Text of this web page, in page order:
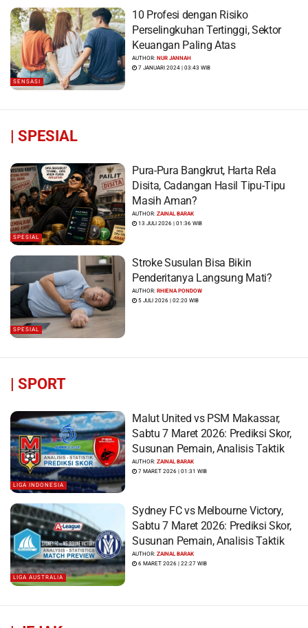
SENSASI
10 Profesi dengan Risiko
Perselingkuhan Tertinggi, Sektor
Keuangan Paling Atas
AUTHOR:NUR JANNAH
7 JANUARI 2024 | 03:43 WIB
| SPESIAL
SPESIAL
Pura-Pura Bangkrut, Harta Rela
Disita, Cadangan Hasil Tipu-Tipu
Masih Aman?
AUTHOR:ZAINAL BARAK
13 JULI 2026 | 01:36 WIB
SPESIAL
Stroke Susulan Bisa Bikin
Penderitanya Langsung Mati?
AUTHOR:RHIENA PONDOW
5 JULI 2026 | 02:20 WIB
| SPORT
LIGA INDONESIA
Malut United vs PSM Makassar,
Sabtu 7 Maret 2026: Prediksi Skor,
Susunan Pemain, Analisis Taktik
AUTHOR:ZAINAL BARAK
7 MARET 2026 | 01:31 WIB
LIGA AUSTRALIA
Sydney FC vs Melbourne Victory,
Sabtu 7 Maret 2026: Prediksi Skor,
Susunan Pemain, Analisis Taktik
AUTHOR:ZAINAL BARAK
6 MARET 2026 | 22:27 WIB